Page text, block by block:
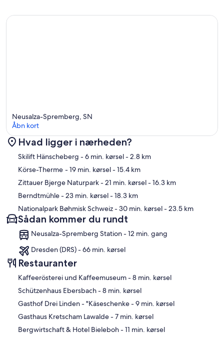
Kort
Neusalza-Spremberg, SN
Åbn kort
Hvad ligger i nærheden?
Skilift Hänscheberg - 6 min. kørsel- 2.8 km
Körse-Therme - 19 min. kørsel- 15.4 km
Zittauer Bjerge Naturpark- 21 min. kørsel- 16.3 km
Berndtmühle- 23 min. kørsel- 18.3 km
Nationalpark Bøhmisk Schweiz- 30 min. kørsel- 23.5 km
Sådan kommer du rundt
Neusalza-Spremberg Station - 12 min. gang
Dresden (DRS) - 66 min. kørsel
Restauranter
‪Kaffeerösterei und Kaffeemuseum - ‬8 min. kørsel
‪Schützenhaus Ebersbach - ‬8 min. kørsel
‪Gasthof Drei Linden - "Käseschenke - ‬9 min. kørsel
‪Gasthaus Kretscham Lawalde - ‬7 min. kørsel
‪Bergwirtschaft & Hotel Bieleboh - ‬11 min. kørsel